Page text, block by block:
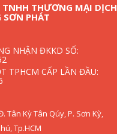
TNHH THƯƠNG MẠI DỊCH
SƠN PHÁT
NHẬN ĐKKD SỐ:
TPHCM CẤP LẦN ĐẦU:
Tân Kỳ Tân Qúy, P. Sơn Kỳ,
Tp.HCM